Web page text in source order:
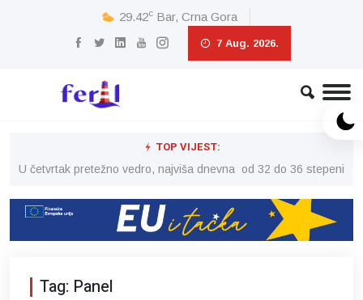
29.42c Bar, Crna Gora
7 Aug. 2026.
TOP VIJEST:
U četvrtak pretežno vedro, najviša dnevna od 32 do 36 stepeni
Tag: Panel